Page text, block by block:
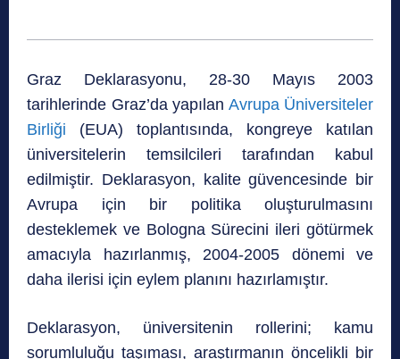
Graz Deklarasyonu, 28-30 Mayıs 2003
tarihlerinde Graz’da yapılan Avrupa Üniversiteler
Birliği (EUA) toplantısında, kongreye katılan
üniversitelerin temsilcileri tarafından kabul
edilmiştir. Deklarasyon, kalite güvencesinde bir
Avrupa için bir politika oluşturulmasını
desteklemek ve Bologna Sürecini ileri götürmek
amacıyla hazırlanmış, 2004-2005 dönemi ve
daha ilerisi için eylem planını hazırlamıştır.
Deklarasyon, üniversitenin rollerini; kamu
sorumluluğu taşıması, araştırmanın öncelikli bir